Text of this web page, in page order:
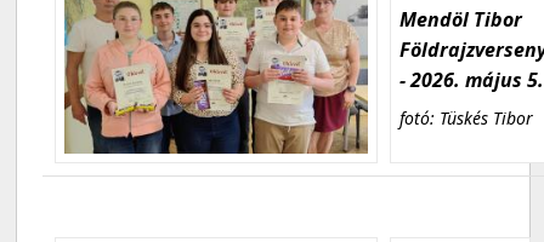
Mendöl Tibor
- 2026. május 5.
fotó: Tüskés Tibor